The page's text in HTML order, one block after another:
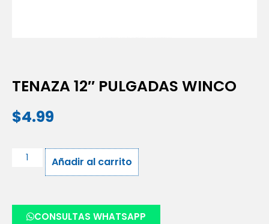
TENAZA 12″ PULGADAS WINCO
$4.99
Añadir al carrito
CONSULTAS WHATSAPP